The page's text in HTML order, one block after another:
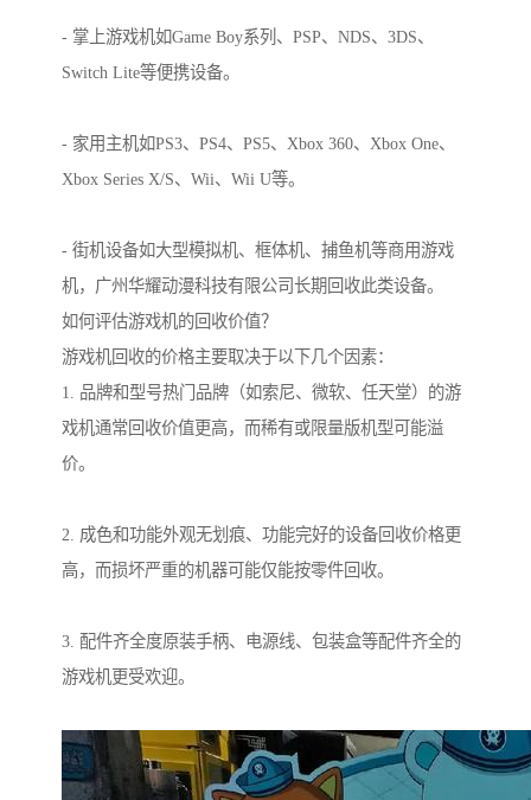
- 掌上游戏机如Game Boy系列、PSP、NDS、3DS、
Switch Lite等便携设备。
- 家用主机如PS3、PS4、PS5、Xbox 360、Xbox One、
Xbox Series X/S、Wii、Wii U等。
- 街机设备如大型模拟机、框体机、捕鱼机等商用游戏
机，广州华耀动漫科技有限公司长期回收此类设备。
如何评估游戏机的回收价值？
游戏机回收的价格主要取决于以下几个因素：
1. 品牌和型号热门品牌（如索尼、微软、任天堂）的游
戏机通常回收价值更高，而稀有或限量版机型可能溢
价。
2. 成色和功能外观无划痕、功能完好的设备回收价格更
高，而损坏严重的机器可能仅能按零件回收。
3. 配件齐全度原装手柄、电源线、包装盒等配件齐全的
游戏机更受欢迎。